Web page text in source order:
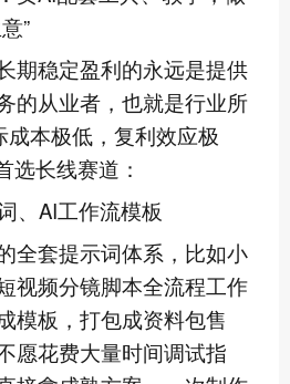
”
期稳定盈利的永远是提供
的从业者，也就是行业所
成本极低，复利效应极
选长线赛道：
、AI工作流模板
全套提示词体系，比如小
视频分镜脚本全流程工作
模板，打包成资料包售
愿花费大量时间调试指